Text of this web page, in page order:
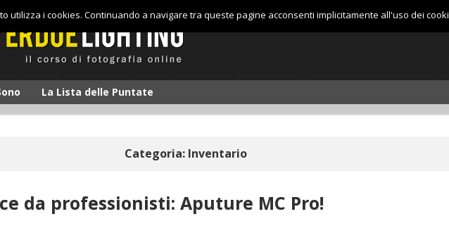
La Lista delle Puntate
Categoria: Inventario
da professionisti: Aputure MC Pro!
utilizza i cookies. Continuando a navigare tra queste pagine acconsenti implicitamente all'uso dei